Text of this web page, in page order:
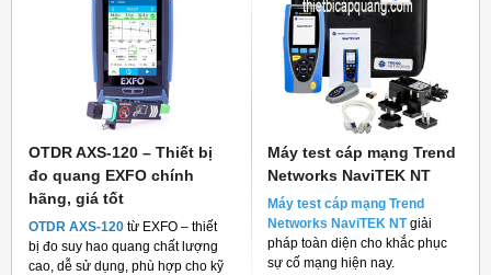
OTDR AXS-120 – Thiết bị
đo quang EXFO chính
hãng, giá tốt
OTDR AXS-120 từ EXFO – thiết
bị đo suy hao quang chất lượng
cao, dễ sử dụng, phù hợp cho kỹ
Máy test cáp mạng Trend
Networks NaviTEK NT
Máy test cáp mạng Trend
Networks NaviTEK NT giải
pháp toàn diện cho khắc phục
sự cố mạng hiện nay.